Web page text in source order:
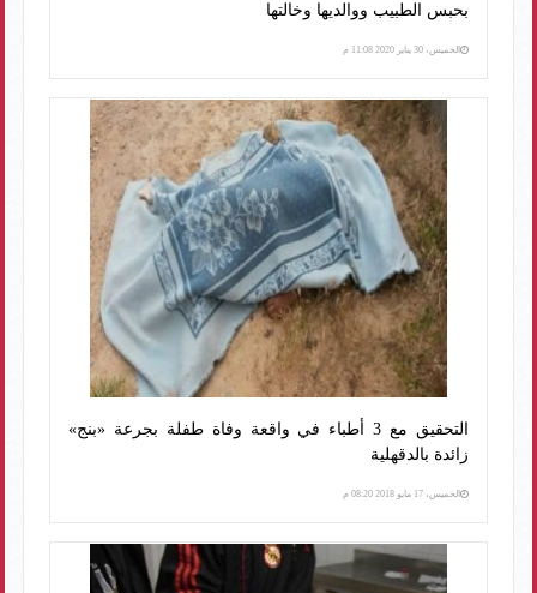
بحبس الطبيب ووالديها وخالتها
الخميس، 30 يناير 2020 11:08 م
التحقيق مع 3 أطباء في واقعة وفاة طفلة بجرعة «بنج»
زائدة بالدقهلية
الخميس، 17 مايو 2018 08:20 م